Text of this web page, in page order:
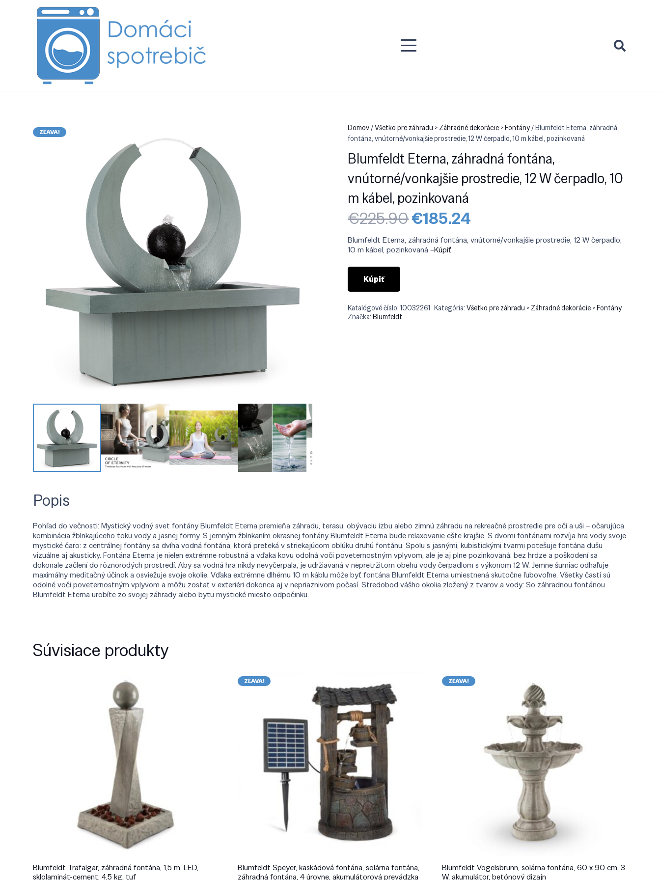
ZĽAVA! Domov/Všetko pre záhradu > Záhradné dekorácie > Fontány/ Blumfeldt Eterna, záhradná
fontána, vnútorné/vonkajšie prostredie, 12 W čerpadlo, 10 m kábel, pozinkovaná
Blumfeldt Eterna, záhradná fontána,
vnútorné/vonkajšie prostredie, 12 W čerpadlo, 10
m kábel, pozinkovaná
€225.90Pôvodná
cena
bola:
€225.90.
€185.24
je:
€185.24.
Blumfeldt Eterna, záhradná fontána, vnútorné/vonkajšie prostredie, 12 W čerpadlo,
10 m kábel, pozinkovaná –Kúpiť
Kúpiť
Katalógové číslo:10032261 Kategória:Všetko pre záhradu > Záhradné dekorácie > Fontány
Značka:Blumfeldt
Popis
Pohľad do večnosti: Mystický vodný svet fontány Blumfeldt Eterna premieňa záhradu, terasu, obývaciu izbu alebo zimnú záhradu na rekreačné prostredie pre oči a uši – očarujúca
kombinácia žblnkajúceho toku vody a jasnej formy. S jemným žblnkaním okrasnej fontány Blumfeldt Eterna bude relaxovanie ešte krajšie. S dvomi fontánami rozvíja hra vody svoje
mystické čaro: z centrálnej fontány sa dvíha vodná fontána, ktorá preteká v striekajúcom oblúku druhú fontánu. Spolu s jasnými, kubistickými tvarmi potešuje fontána dušu
vizuálne aj akusticky. Fontána Eterna je nielen extrémne robustná a vďaka kovu odolná voči poveternostným vplyvom, ale je aj plne pozinkovaná: bez hrdze a poškodení sa
dokonale začlení do rôznorodých prostredí. Aby sa vodná hra nikdy nevyčerpala, je udržiavaná v nepretržitom obehu vody čerpadlom s výkonom 12 W. Jemne šumiac odhaľuje
maximálny meditačný účinok a osviežuje svoje okolie. Vďaka extrémne dlhému 10 m káblu môže byť fontána Blumfeldt Eterna umiestnená skutočne ľubovoľne. Všetky časti sú
odolné voči poveternostným vplyvom a môžu zostať v exteriéri dokonca aj v nepriaznivom počasí. Stredobod vášho okolia zložený z tvarov a vody: So záhradnou fontánou
Blumfeldt Eterna urobíte zo svojej záhrady alebo bytu mystické miesto odpočinku.
Súvisiace produkty
Blumfeldt Trafalgar, záhradná fontána, 1,5 m, LED,
sklolaminát-cement, 4,5 kg, tuf
ZĽAVA!
Blumfeldt Speyer, kaskádová fontána, solárna fontána,
záhradná fontána, 4 úrovne, akumulátorová prevádzka
ZĽAVA!
Blumfeldt Vogelsbrunn, solárna fontána, 60 x 90 cm, 3
W, akumulátor, betónový dizajn